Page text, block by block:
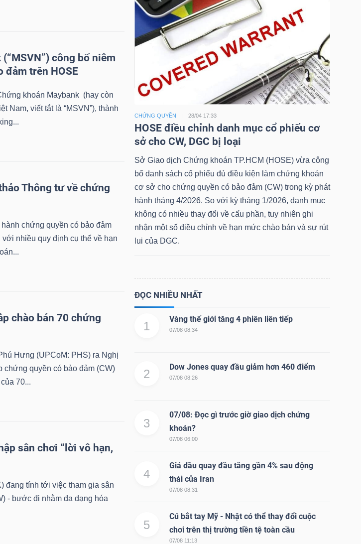
công bố niêm
đảm trên HOSE
khoán Maybank (hay còn
Nam, viết tắt là “MSVN”), thành
Thông tư về chứng
chứng quyền có bảo đảm
nhiều quy định cụ thể về hạn
chào bán 70 chứng
Hưng (UPCoM: PHS) ra Nghị
chứng quyền có bảo đảm (CW)
70...
sân chơi “lời vô hạn,
đang tính tới việc tham gia sân
- bước đi nhằm đa dạng hóa
CHỨNG QUYỀN 28/04 17:33
HOSE điều chỉnh danh mục cổ phiếu cơ
sở cho CW, DGC bị loại
Sở Giao dịch Chứng khoán TP.HCM (HOSE) vừa công
bố danh sách cổ phiếu đủ điều kiện làm chứng khoán
cơ sở cho chứng quyền có bảo đảm (CW) trong kỳ phát
hành tháng 4/2026. So với kỳ tháng 1/2026, danh mục
không có nhiều thay đổi về cấu phần, tuy nhiên ghi
nhận một số điều chỉnh về hạn mức chào bán và sự rút
lui của DGC.
ĐỌC NHIỀU NHẤT
1
Vàng thế giới tăng 4 phiên liên tiếp
07/08 08:34
2
Dow Jones quay đầu giảm hơn 460 điểm
07/08 08:26
3
07/08: Đọc gì trước giờ giao dịch chứng
khoán?
07/08 06:00
4
Giá dầu quay đầu tăng gần 4% sau động
thái của Iran
07/08 08:31
5
Cú bắt tay Mỹ - Nhật có thể thay đổi cuộc
chơi trên thị trường tiền tệ toàn cầu
07/08 11:13